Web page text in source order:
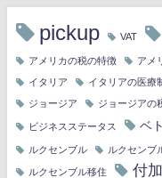
pickup VAT
アメリカの税の特徴 アメ
イタリア イタリアの医療
ジョージア ジョージアの
ビジネスステータス ベ
ルクセンブル ルクセンブ
ルクセンブル移住 付